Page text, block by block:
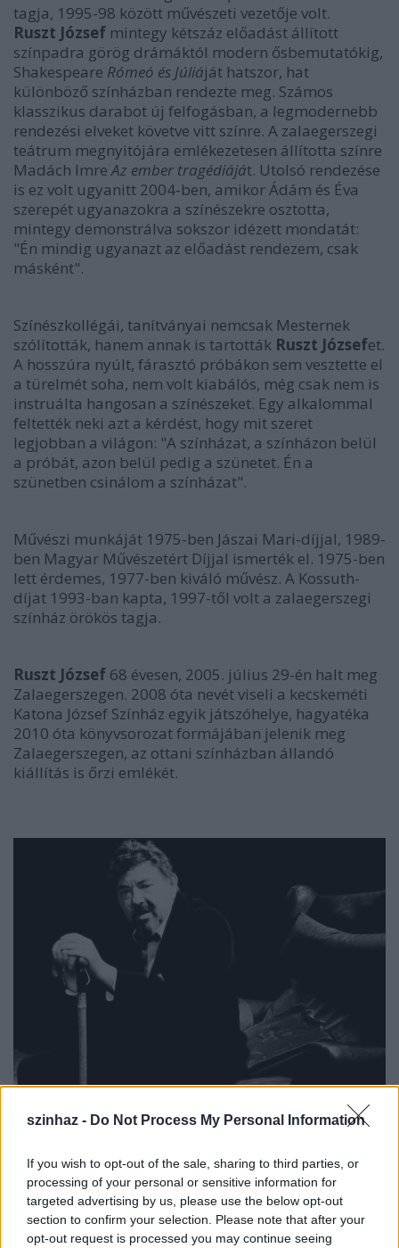
szinhaz - Do Not Process My Personal Information
If you wish to opt-out of the sale, sharing to third parties, or
processing of your personal or sensitive information for
targeted advertising by us, please use the below opt-out
section to confirm your selection. Please note that after your
opt-out request is processed you may continue seeing
tagja, 1995-98 között művészeti vezetője volt.
Ruszt József mintegy kétszáz előadást állított
színpadra görög drámáktól modern ősbemutatókig,
Shakespeare Rómeó és Júliáját hatszor, hat
különböző színházban rendezte meg. Számos
klasszikus darabot új felfogásban, a legmodernebb
rendezési elveket követve vitt színre. A zalaegerszegi
teátrum megnyitójára emlékezetesen állította színre
Madách ImreAz ember tragédiáját. Utolsó rendezése
is ez volt ugyanitt 2004-ben, amikor Ádám és Éva
szerepét ugyanazokra a színészekre osztotta,
mintegy demonstrálva sokszor idézett mondatát:
"Én mindig ugyanazt az előadást rendezem, csak
másként".
Színészkollégái, tanítványai nemcsak Mesternek
szólították, hanem annak is tartották Ruszt Józsefet.
A hosszúra nyúlt, fárasztó próbákon sem vesztette el
a türelmét soha, nem volt kiabálós, még csak nem is
instruálta hangosan a színészeket. Egy alkalommal
feltették neki azt a kérdést, hogy mit szeret
legjobban a világon: "A színházat, a színházon belül
a próbát, azon belül pedig a szünetet. Én a
szünetben csinálom a színházat".
Művészi munkáját 1975-ben Jászai Mari-díjjal, 1989-
ben Magyar Művészetért Díjjal ismerték el. 1975-ben
lett érdemes, 1977-ben kiváló művész. A Kossuth-
díjat 1993-ban kapta, 1997-től volt a zalaegerszegi
színház örökös tagja.
Ruszt József 68 évesen, 2005. július 29-én halt meg
Zalaegerszegen. 2008 óta nevét viseli a kecskeméti
Katona József Színház egyik játszóhelye, hagyatéka
2010 óta könyvsorozat formájában jelenik meg
Zalaegerszegen, az ottani színházban állandó
kiállítás is őrzi emlékét.
Fotó: Színház
Naplórészlet - egy párizsi út után:
1965. május 31. (Bp.)